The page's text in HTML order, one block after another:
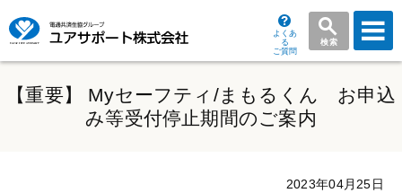
よくあ
る
ご質問
検索
ロ【重要】 Myセーフティ/まもるくん お申込
み等受付停止期間のご案内
2023年04月25日